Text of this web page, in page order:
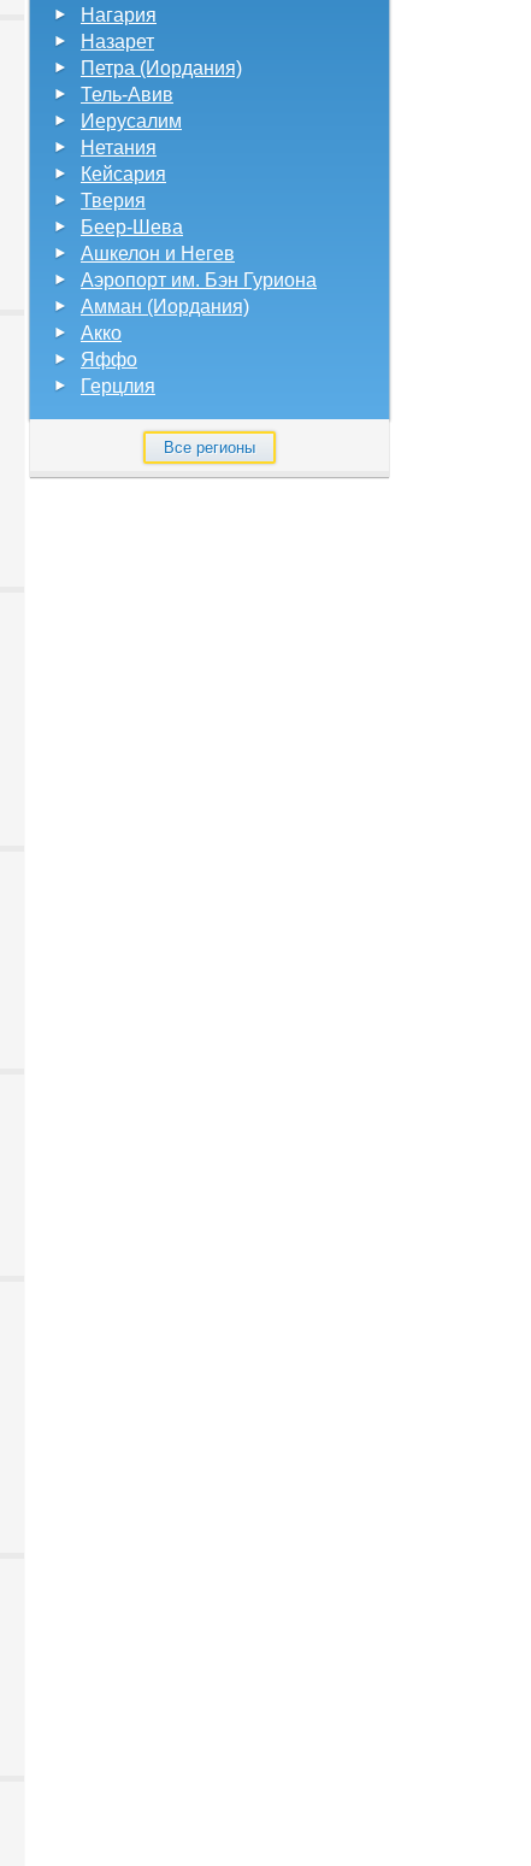
Нагария
Назарет
Петра (Иордания)
Тель-Авив
Иерусалим
Нетания
Кейсария
Тверия
Беер-Шева
Ашкелон и Негев
Аэропорт им. Бэн Гуриона
Амман (Иордания)
Акко
Яффо
Герцлия
Все регионы